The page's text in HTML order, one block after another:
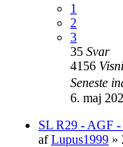
1
2
3
35 Svar
4156
Seneste
6. maj
SL R29 - AGF
afLupus1999 »